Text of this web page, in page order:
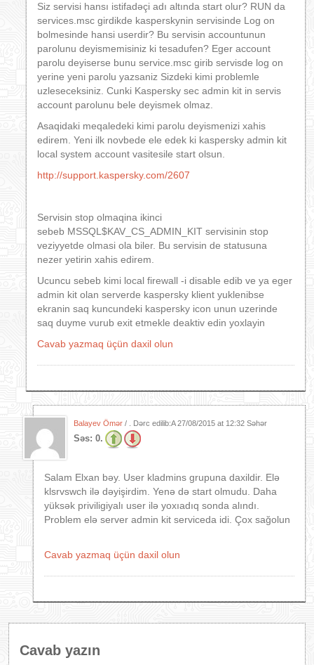
Siz servisi hansı istifadəçi adı altında start olur? RUN da
services.msc girdikde kasperskynin servisinde Log on
bolmesinde hansi userdir? Bu servisin accountunun
parolunu deyismemisiniz ki tesadufen? Eger account
parolu deyiserse bunu service.msc girib servisde log on
yerine yeni parolu yazsaniz Sizdeki kimi problemle
uzleseceksiniz. Cunki Kaspersky sec admin kit in servis
account parolunu bele deyismek olmaz.
Asaqidaki meqaledeki kimi parolu deyismenizi xahis
edirem. Yeni ilk novbede ele edek ki kaspersky admin kit
local system account vasitesile start olsun.
http://support.kaspersky.com/2607
Servisin stop olmaqina ikinci
sebeb MSSQL$KAV_CS_ADMIN_KIT servisinin stop
veziyyetde olmasi ola biler. Bu servisin de statusuna
nezer yetirin xahis edirem.
Ucuncu sebeb kimi local firewall -i disable edib ve ya eger
admin kit olan serverde kaspersky klient yuklenibse
ekranin saq kuncundeki kaspersky icon unun uzerinde
saq duyme vurub exit etmekle deaktiv edin yoxlayin
Cavab yazmaq üçün daxil olun
Balayev Ömər / . Dərc edilib:A27/08/2015 at 12:32 Səhər
Səs: 0.
Salam Elxan bəy. User kladmins grupuna daxildir. Elə
klsrvswch ilə dəyişirdim. Yenə də start olmudu. Daha
yüksək priviligiyalı user ilə yoxıadıq sonda alındı.
Problem elə server admin kit serviceda idi. Çox sağolun
Cavab yazmaq üçün daxil olun
Cavab yazın